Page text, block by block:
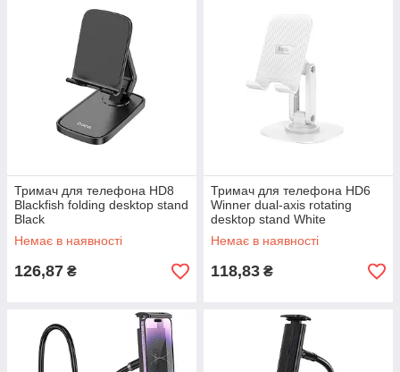
Тримач для телефона HD8
Blackfish folding desktop stand
Black
Немає в наявності
126,87 ₴
Тримач для телефона HD6
Winner dual-axis rotating
desktop stand White
Немає в наявності
118,83 ₴